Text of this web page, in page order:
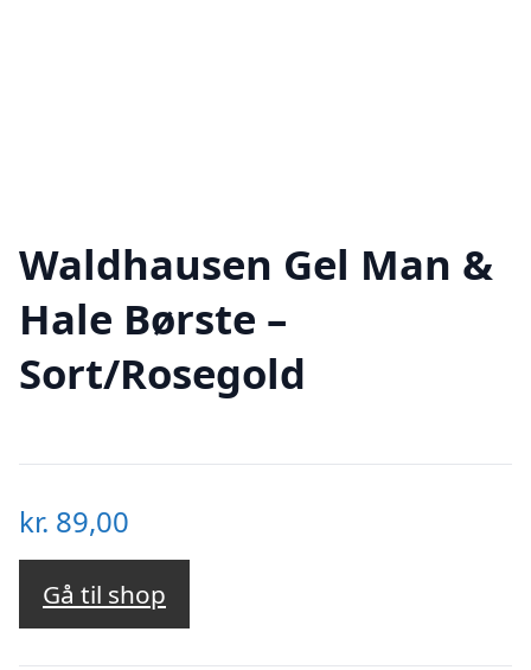
Waldhausen Gel Man &
Hale Børste –
Sort/Rosegold
kr. 89,00
Gå til shop